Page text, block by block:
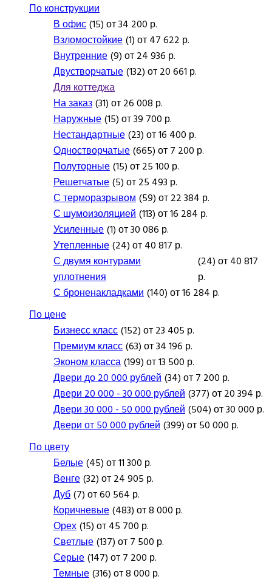
По конструкции
В офис(15) от 34 200 р.
Взломостойкие(1) от 47 622 р.
Внутренние(9) от 24 936 р.
Двустворчатые(132) от 20 661 р.
Для коттеджа
На заказ(31) от 26 008 р.
Наружные(15) от 39 700 р.
Нестандартные(23) от 16 400 р.
Одностворчатые(665) от 7 200 р.
Полуторные(15) от 25 100 р.
Решетчатые(5) от 25 493 р.
С терморазрывом(59) от 22 384 р.
С шумоизоляцией(113) от 16 284 р.
Усиленные(1) от 30 086 р.
Утепленные(24) от 40 817 р.
С двумя контурами
уплотнения
(24) от 40 817
р.
С броненакладками(140) от 16 284 р.
По цене
Бизнесс класс(152) от 23 405 р.
Премиум класс(63) от 34 196 р.
Эконом класса(199) от 13 500 р.
Двери до 20 000 рублей(34) от 7 200 р.
Двери 20 000 - 30 000 рублей(377) от 20 394 р.
Двери 30 000 - 50 000 рублей(504) от 30 000 р.
Двери от 50 000 рублей(399) от 50 000 р.
По цвету
Белые(45) от 11 300 р.
Венге(32) от 24 905 р.
Дуб(7) от 60 564 р.
Коричневые(483) от 8 000 р.
Орех(15) от 45 700 р.
Светлые(137) от 7 500 р.
Серые(147) от 7 200 р.
Темные(316) от 8 000 р.